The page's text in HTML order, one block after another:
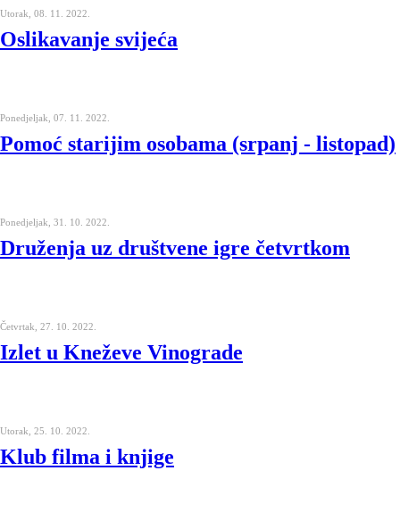
Utorak, 08. 11. 2022.
Oslikavanje svijeća
Ponedjeljak, 07. 11. 2022.
Pomoć starijim osobama (srpanj - listopad)
Ponedjeljak, 31. 10. 2022.
Druženja uz društvene igre četvrtkom
Četvrtak, 27. 10. 2022.
Izlet u Kneževe Vinograde
Utorak, 25. 10. 2022.
Klub filma i knjige